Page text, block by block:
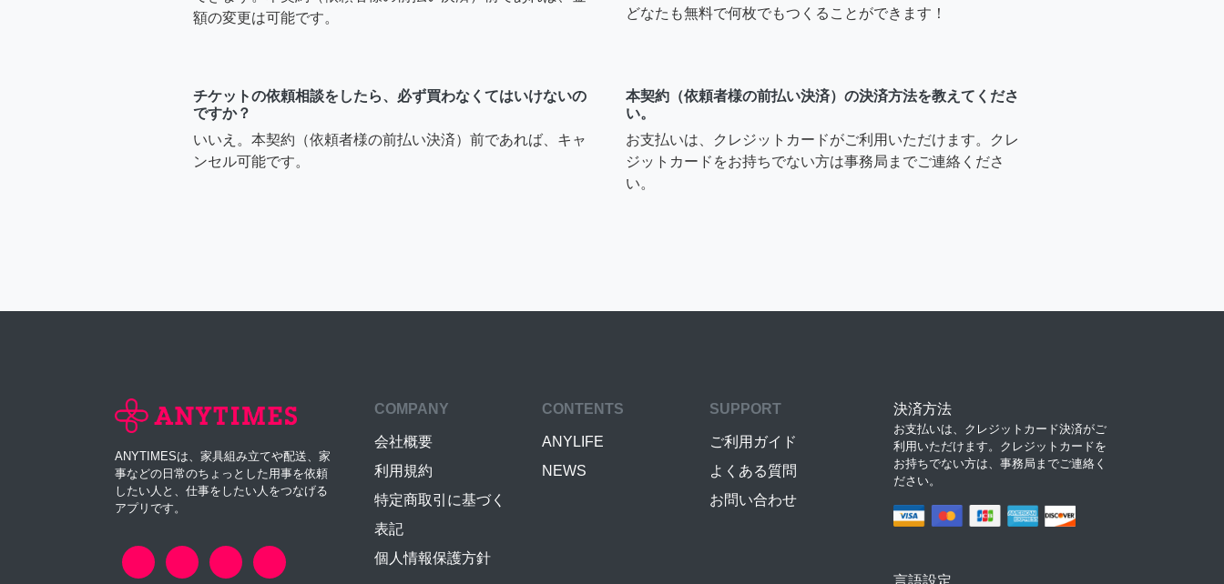
額の変更は可能です。
どなたも無料で何枚でもつくることができます！
チケットの依頼相談をしたら、必ず買わなくてはいけないの
ですか？
いいえ。本契約（依頼者様の前払い決済）前であれば、キャ
ンセル可能です。
本契約（依頼者様の前払い決済）の決済方法を教えてくださ
い。
お支払いは、クレジットカードがご利用いただけます。クレ
ジットカードをお持ちでない方は事務局までご連絡くださ
い。
ANYTIMESは、家具組み立てや配送、家
事などの日常のちょっとした用事を依頼
したい人と、仕事をしたい人をつなげる
アプリです。
COMPANY
会社概要
利用規約
特定商取引に基づく
表記
個人情報保護方針
CONTENTS
ANYLIFE
NEWS
SUPPORT
ご利用ガイド
よくある質問
お問い合わせ
決済方法
お支払いは、クレジットカード決済がご
利用いただけます。クレジットカードを
お持ちでない方は、事務局までご連絡く
ださい。
言語設定